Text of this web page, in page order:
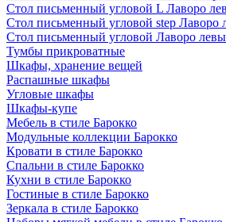
Стол письменный угловой L Лаворо
Стол письменный угловой step Лаворо
Стол письменный угловой Лаворо
Тумбы прикроватные
Шкафы, хранение вещей
Распашные шкафы
Угловые шкафы
Шкафы-купе
Мебель в стиле Барокко
Модульные коллекции Барокко
Кровати в стиле Барокко
Спальни в стиле Барокко
Кухни в стиле Барокко
Гостиные в стиле Барокко
Зеркала в стиле Барокко